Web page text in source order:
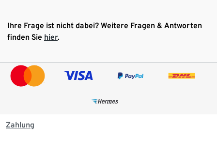
Ihre Frage ist nicht dabei? Weitere Fragen & Antworten
finden Sie hier.
Zahlung